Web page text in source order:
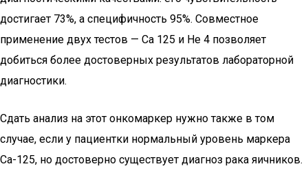
достигает 73%, а специфичность 95%. Совместное
применение двух тестов — Са 125 и Не 4 позволяет
добиться более достоверных результатов лабораторной
диагностики.
Сдать анализ на этот онкомаркер нужно также в том
случае, если у пациентки нормальный уровень маркера
Са-125, но достоверно существует диагноз рака яичников.